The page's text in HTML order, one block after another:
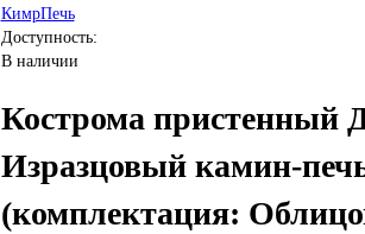
КимрПечь
Доступность:
В наличии
Кострома пристенный
Изразцовый камин-
(комплектация: